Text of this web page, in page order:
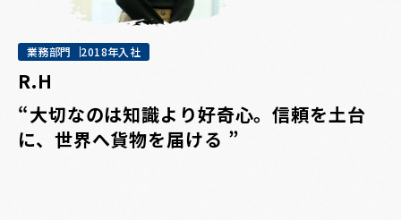
業務部門 2018年入社
R.H
“大切なのは知識より好奇心。信頼を土台
に、世界へ貨物を届ける ”